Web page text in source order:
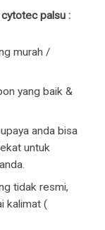
palsu :
murah /
yang baik &
anda bisa
untuk
tidak resmi,
kalimat (